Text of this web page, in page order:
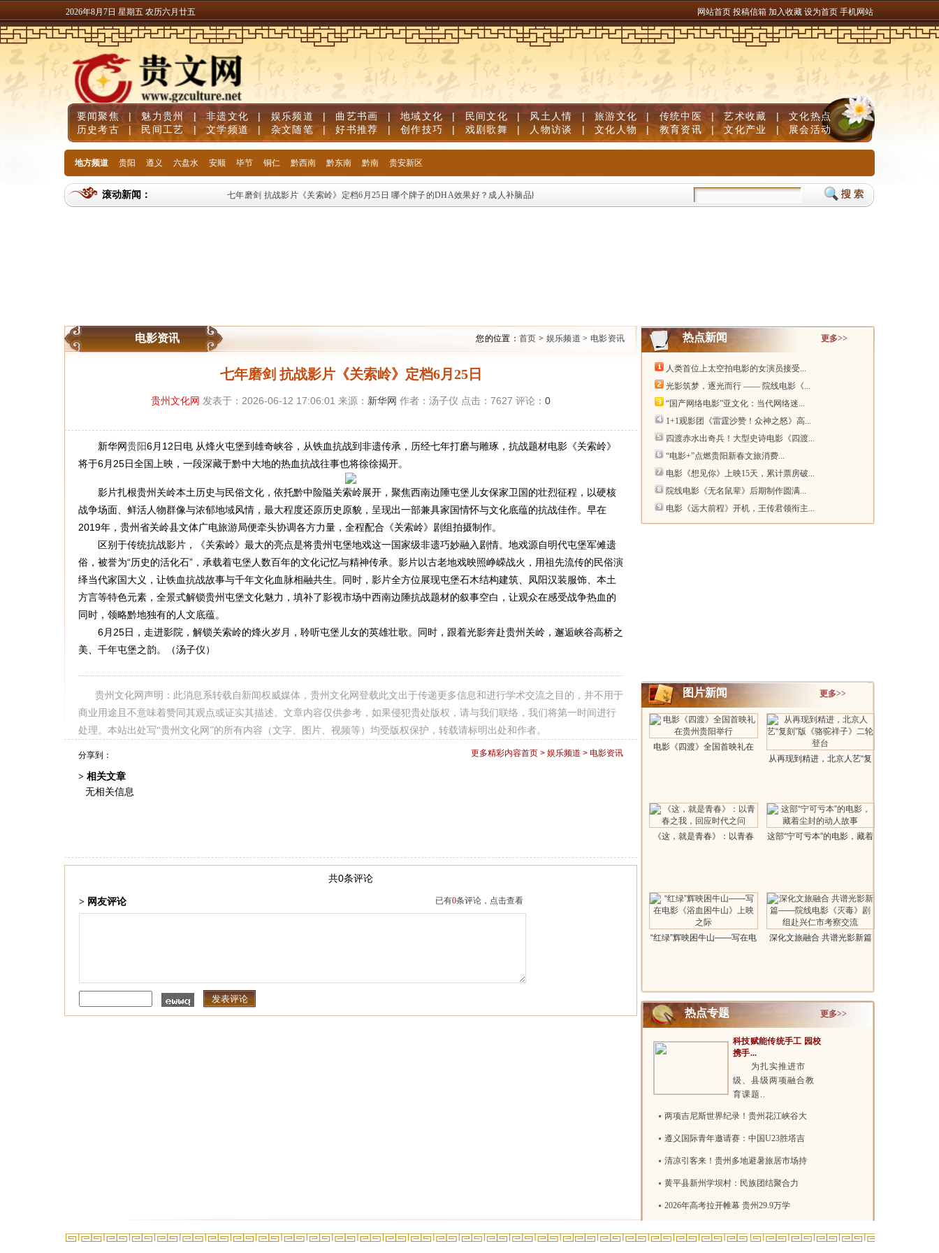
2026年8月7日 星期五 农历六月廿五 网站首页 投稿信箱 加入收藏 设为首页 手机网站
要闻聚焦 | 魅力贵州 | 非遗文化 | 娱乐频道 | 曲艺书画 | 地域文化 | 民间文化 | 风土人情 | 旅游文化 | 传统中医 | 艺术收藏 | 文化热点
历史考古
| 民间工艺 | 文学频道 | 杂文随笔 | 好书推荐 | 创作技巧 | 戏剧歌舞 | 人物访谈 | 文化人物 | 教育资讯 | 文化产业 | 展会活动
地方频道 贵阳 遵义 六盘水 安顺 毕节 铜仁 黔西南 黔东南 黔南 贵安新区
滚动新闻： 七年磨剑 抗战影片《关索岭》定档6月25日 哪个牌子的DHA效果好？成人补脑品牌深度测评：神经酸磷脂酰丝氨酸PS唤醒巅峰脑力 生物素哪个牌子可靠？生物素品牌排行榜推荐，维生素B
电影资讯 您的位置： 首页 > 娱乐频道 > 电影资讯
七年磨剑 抗战影片《关索岭》定档6月25日
贵州文化网 发表于：2026-06-12 17:06:01 来源： 新华网 作者：汤子仪 点击： 7627 评论： 0
新华网贵阳6月12日电 从烽火屯堡到雄奇峡谷，从铁血抗战到非遗传承，历经七年打磨与雕琢，抗战题材电影《关索岭》
将于6月25日全国上映，一段深藏于黔中大地的热血抗战往事也将徐徐揭开。
影片扎根贵州关岭本土历史与民俗文化，依托黔中险隘关索岭展开，聚焦西南边陲屯堡儿女保家卫国的壮烈征程，以硬核
战争场面、鲜活人物群像与浓郁地域风情，最大程度还原历史原貌，呈现出一部兼具家国情怀与文化底蕴的抗战佳作。早在
2019年，贵州省关岭县文体广电旅游局便牵头协调各方力量，全程配合《关索岭》剧组拍摄制作。
区别于传统抗战影片，《关索岭》最大的亮点是将贵州屯堡地戏这一国家级非遗巧妙融入剧情。地戏源自明代屯堡军傩遗
俗，被誉为“历史的活化石”，承载着屯堡人数百年的文化记忆与精神传承。影片以古老地戏映照峥嵘战火，用祖先流传的民俗演
绎当代家国大义，让铁血抗战故事与千年文化血脉相融共生。同时，影片全方位展现屯堡石木结构建筑、凤阳汉装服饰、本土
方言等特色元素，全景式解锁贵州屯堡文化魅力，填补了影视市场中西南边陲抗战题材的叙事空白，让观众在感受战争热血的
同时，领略黔地独有的人文底蕴。
6月25日，走进影院，解锁关索岭的烽火岁月，聆听屯堡儿女的英雄壮歌。同时，跟着光影奔赴贵州关岭，邂逅峡谷高桥之
美、千年屯堡之韵。（汤子仪）
贵州文化网声明：此消息系转载自新闻权威媒体，贵州文化网登载此文出于传递更多信息和进行学术交流之目的，并不用于
商业用途且不意味着赞同其观点或证实其描述。文章内容仅供参考，如果侵犯贵处版权，请与我们联络，我们将第一时间进行
处理。本站出处写“贵州文化网”的所有内容（文字、图片、视频等）均受版权保护，转载请标明出处和作者。
分享到： 更多精彩内容首页 > 娱乐频道 > 电影资讯
> 相关文章
无相关信息
共0条评论
> 网友评论 已有0条评论，点击查看
热点新闻 更多>>
人类首位上太空拍电影的女演员接受...
光影筑梦，逐光而行 —— 院线电影《...
“国产网络电影”亚文化：当代网络迷...
1+1观影团《雷霆沙赞！众神之怒》高...
四渡赤水出奇兵！大型史诗电影《四渡...
“电影+”点燃贵阳新春文旅消费...
电影《想见你》上映15天，累计票房破...
院线电影《无名鼠辈》后期制作圆满...
电影《远大前程》开机，王传君领衔主...
图片新闻 更多>>
电影《四渡》全国首映礼在
从再现到精进，北京人艺“复
《这，就是青春》：以青春
这部“宁可亏本”的电影，藏着
“红绿”辉映困牛山——写在电
深化文旅融合 共谱光影新篇
热点专题 更多>>
科技赋能传统手工 园校
携手...
为扎实推进市
级、县级两项融合教
育课题..
两项吉尼斯世界纪录！贵州花江峡谷大
遵义国际青年邀请赛：中国U23胜塔吉
清凉引客来！贵州多地避暑旅居市场持
黄平县新州学坝村：民族团结聚合力
2026年高考拉开帷幕 贵州29.9万学